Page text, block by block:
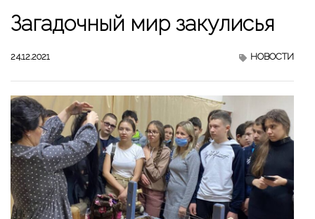
Загадочный мир закулисья
24.12.2021 НОВОСТИ